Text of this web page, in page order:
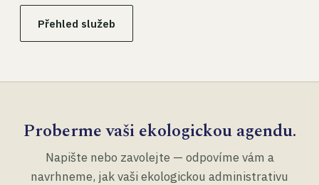
Přehled služeb
Proberme vaši ekologickou agendu.
Napište nebo zavolejte — odpovíme vám a
navrhneme, jak vaši ekologickou administrativu